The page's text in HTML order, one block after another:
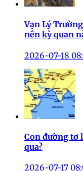
Vạn Lý
nên kỳ quan
2026-07-18
Con đường tơ
qua?
2026-07-17